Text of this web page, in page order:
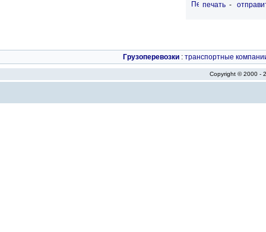
печать -
Грузоперевозки : транспортные
Copyright © 2000 -